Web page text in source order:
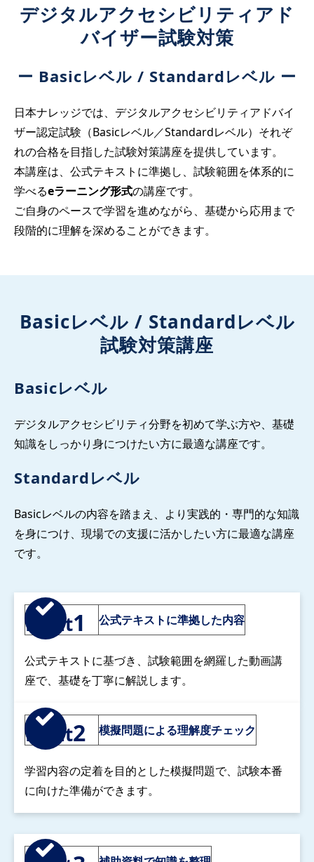
デジタルアクセシビリティアド
バイザー試験対策
ー Basicレベル / Standardレベル ー
日本ナレッジでは、デジタルアクセシビリティアドバイ
ザー認定試験（Basicレベル／Standardレベル）それぞ
れの合格を目指した試験対策講座を提供しています。
本講座は、公式テキストに準拠し、試験範囲を体系的に
学べるeラーニング形式の講座です。
ご自身のペースで学習を進めながら、基礎から応用まで
段階的に理解を深めることができます。
Basicレベル / Standardレベル
試験対策講座
Basicレベル
デジタルアクセシビリティ分野を初めて学ぶ方や、基礎
知識をしっかり身につけたい方に最適な講座です。
Standardレベル
Basicレベルの内容を踏まえ、より実践的・専門的な知識
を身につけ、現場での支援に活かしたい方に最適な講座
です。
Point1 公式テキストに準拠した内容
公式テキストに基づき、試験範囲を網羅した動画講
座で、基礎を丁寧に解説します。
Point2 模擬問題による理解度チェック
学習内容の定着を目的とした模擬問題で、試験本番
に向けた準備ができます。